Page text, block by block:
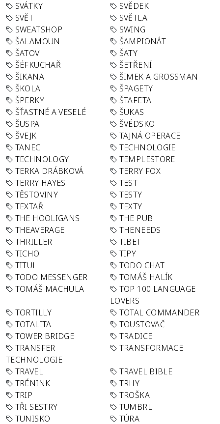
SVÁTKY
SVĚDEK
SVĚT
SVĚTLA
SWEATSHOP
SWING
ŠALAMOUN
ŠAMPIONÁT
ŠATOV
ŠATY
ŠÉFKUCHAŘ
ŠETŘENÍ
ŠIKANA
ŠIMEK A GROSSMAN
ŠKOLA
ŠPAGETY
ŠPERKY
ŠTAFETA
ŠŤASTNÉ A VESELÉ
ŠUKAS
ŠUSPA
ŠVÉDSKO
ŠVEJK
TAJNÁ OPERACE
TANEC
TECHNOLOGIE
TECHNOLOGY
TEMPLESTORE
TERKA DRÁBKOVÁ
TERRY FOX
TERRY HAYES
TEST
TĚSTOVINY
TESTY
TEXTAŘ
TEXTY
THE HOOLIGANS
THE PUB
THEAVERAGE
THENEEDS
THRILLER
TIBET
TICHO
TIPY
TITUL
TODO CHAT
TODO MESSENGER
TOMÁŠ HALÍK
TOMÁŠ MACHULA
TOP 100 LANGUAGE
LOVERS
TORTILLY
TOTAL COMMANDER
TOTALITA
TOUSTOVAČ
TOWER BRIDGE
TRADICE
TRANSFER
TECHNOLOGIE
TRANSFORMACE
TRAVEL
TRAVEL BIBLE
TRÉNINK
TRHY
TRIP
TROŠKA
TŘI SESTRY
TUMBRL
TUNISKO
TÚRA